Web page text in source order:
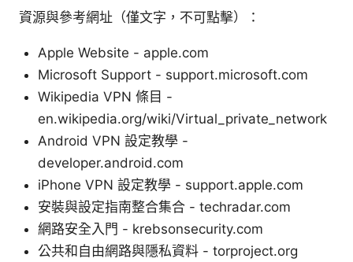
資源與參考網址（僅文字，不可點擊）：
Apple Website - apple.com
Microsoft Support - support.microsoft.com
Wikipedia VPN 條目 -
en.wikipedia.org/wiki/Virtual_private_network
Android VPN 設定教學 -
developer.android.com
iPhone VPN 設定教學 - support.apple.com
安裝與設定指南整合集合 - techradar.com
網路安全入門 - krebsonsecurity.com
公共和自由網路與隱私資料 - torproject.org